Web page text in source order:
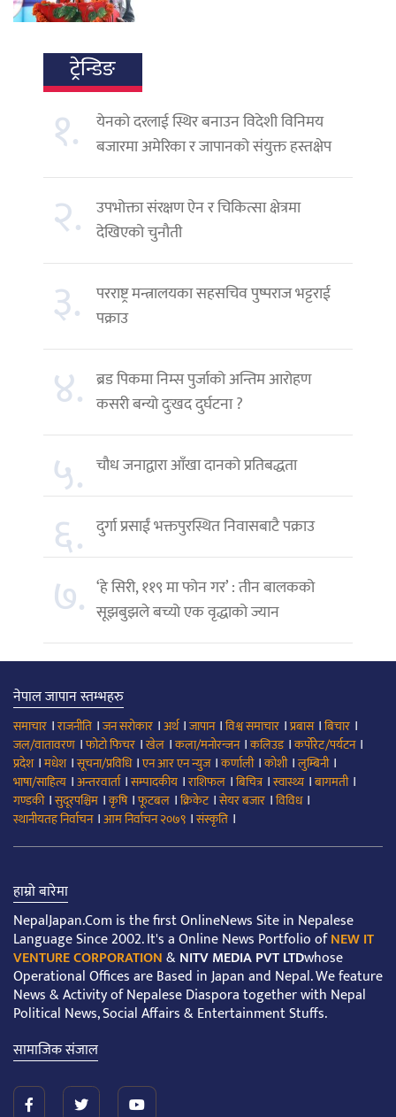
ट्रेन्डिङ
१.
येनको दरलाई स्थिर बनाउन विदेशी विनिमय
बजारमा अमेरिका र जापानको संयुक्त हस्तक्षेप
२. उपभोक्ता संरक्षण ऐन र चिकित्सा क्षेत्रमा
देखिएको चुनौती
३.
परराष्ट्र मन्त्रालयका सहसचिव पुष्पराज भट्टराई
पक्राउ
४. ब्रड पिकमा निम्स पुर्जाको अन्तिम आरोहण
कसरी बन्यो दुःखद दुर्घटना ?
५. चौध जनाद्वारा आँखा दानको प्रतिबद्धता
६. दुर्गा प्रसाईं भक्तपुरस्थित निवासबाटै पक्राउ
७. ‘हे सिरी, ११९ मा फोन गर’ : तीन बालकको
सूझबुझले बच्यो एक वृद्धाको ज्यान
नेपाल जापान स्तम्भहरु
समाचार ।राजनीति ।जन सरोकार ।अर्थ।जापान।विश्व समाचार ।प्रबास।बिचार ।
जल/वातावरण ।फोटो फिचर ।खेल ।कला/मनोरन्जन।कलिउड।कर्पोरेट/पर्यटन।
प्रदेश।मधेश।सूचना/प्रविधि।एन आर एन न्युज।कर्णाली।कोशी।लुम्बिनी।
भाषा/साहित्य ।अन्तरवार्ता।सम्पादकीय ।राशिफल ।बिचित्र।स्वास्थ्य ।बागमती।
गण्डकी।सुदूरपश्चिम ।कृषि।फूटबल ।क्रिकेट।सेयर बजार ।विविध।
स्थानीयतह निर्वाचन।आम निर्वाचन २०७९ ।संस्कृति ।
हाम्रो बारेमा
NepalJapan.Com is the first OnlineNews Site in Nepalese
Language Since 2002. It's a Online News Portfolio ofNEW IT
VENTURE CORPORATION&NITV MEDIA PVT LTDwhose
Operational Offices are Based in Japan and Nepal. We feature
News & Activity of Nepalese Diaspora together with Nepal
Political News, Social Affairs & Entertainment Stuffs.
सामाजिक संजाल